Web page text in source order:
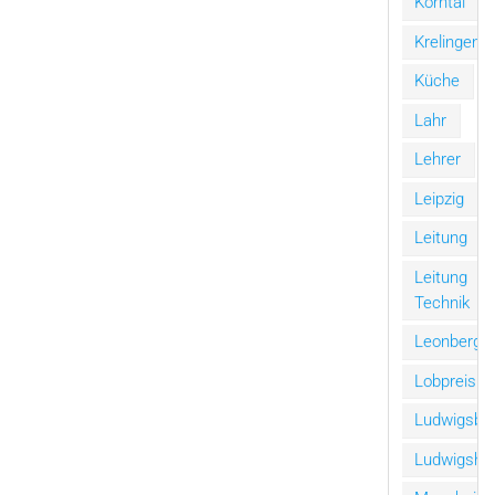
Krelingen
Küche
Lahr
Lehrer
Leipzig
Leitung
Leitung
Technik
Leonberg
Lobpreis